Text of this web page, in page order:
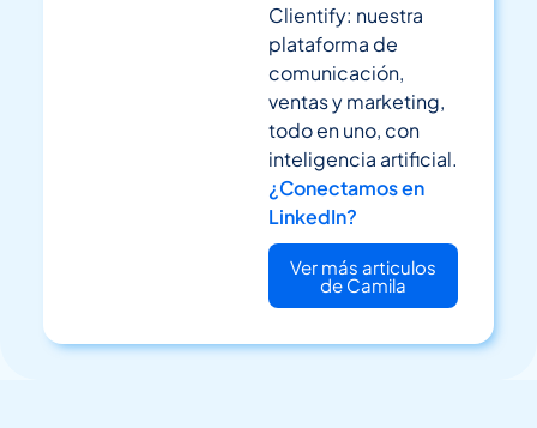
Clientify: nuestra
plataforma de
comunicación,
ventas y marketing,
todo en uno, con
inteligencia artificial.
¿Conectamos en
LinkedIn?
Ver más articulos
de Camila